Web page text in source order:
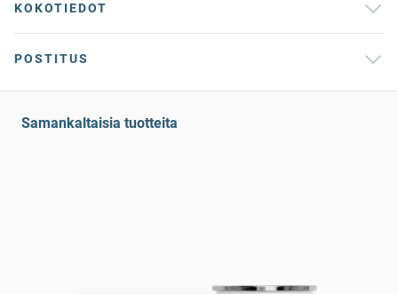
KOKOTIEDOT
POSTITUS
Samankaltaisia tuotteita